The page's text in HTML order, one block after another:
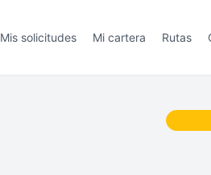
Mis solicitudes Mi cartera Rutas